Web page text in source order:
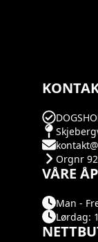
Orgnr
VÅRE
Man -
Lørdag: